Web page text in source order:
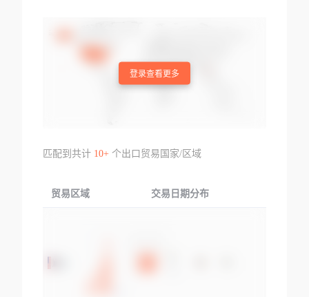
登录查看更多
匹配到共计 10+个出口贸易国家/区域
贸易区域 交易日期分布